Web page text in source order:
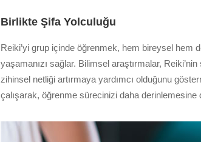
Birlikte Şifa Yolculuğu
Reiki’yi grup içinde öğrenmek, hem bireysel hem
yaşamanızı sağlar. Bilimsel araştırmalar,
zihinsel netliği artırmaya yardımcı olduğunu
çalışarak, öğrenme sürecinizi daha derinlemesine